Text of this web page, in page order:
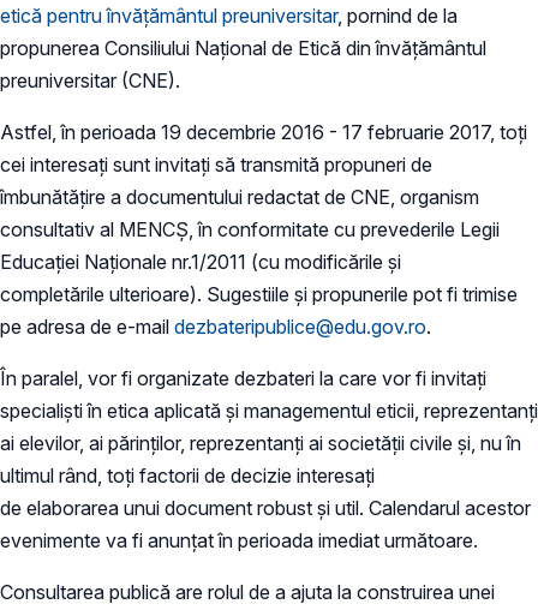
etică pentru învățământul preuniversitar, pornind de la
propunerea Consiliului Național de Etică din învățământul
preuniversitar (CNE).
Astfel, în perioada 19 decembrie 2016 - 17 februarie 2017, toți
cei interesați sunt invitați să transmită propuneri de
îmbunătățire a documentului redactat de CNE, organism
consultativ al MENCȘ, în conformitate cu prevederile Legii
Educației Naționale nr.1/2011 (cu modificările și
completările ulterioare). Sugestiile și propunerile pot fi trimise
pe adresa de e-mail dezbateripublice@edu.gov.ro.
În paralel, vor fi organizate dezbateri la care vor fi invitați
specialiști în etica aplicată și managementul eticii, reprezentanți
ai elevilor, ai părinților, reprezentanți ai societății civile și, nu în
ultimul rând, toți factorii de decizie interesați
de elaborarea unui document robust și util. Calendarul acestor
evenimente va fi anunțat în perioada imediat următoare.
Consultarea publică are rolul de a ajuta la construirea unei